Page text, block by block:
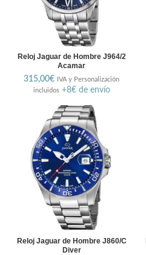
Reloj Jaguar de Hombre J964/2
Acamar
315,00€
IVA y Personalización
incluidos +8€ de envío
Reloj Jaguar de Hombre J860/C
Diver